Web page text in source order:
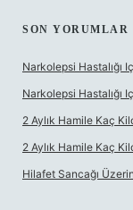
SON YORUMLAR
Narkolepsi Hastalığı
Narkolepsi Hastalığı
2 Aylık Hamile Kaç
2 Aylık Hamile Kaç
Hilafet Sancağı